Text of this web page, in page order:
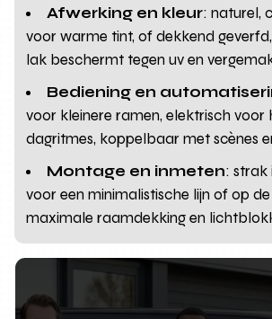
Afwerking en kleur: naturel,
voor warme tint, of dekkend
lak beschermt tegen uv en
Bediening en
voor kleinere ramen, elektrisch voor
dagritmes, koppelbaar met scènes
Montage en inmeten: strak
voor een minimalistische lijn of op
maximale raamdekking en